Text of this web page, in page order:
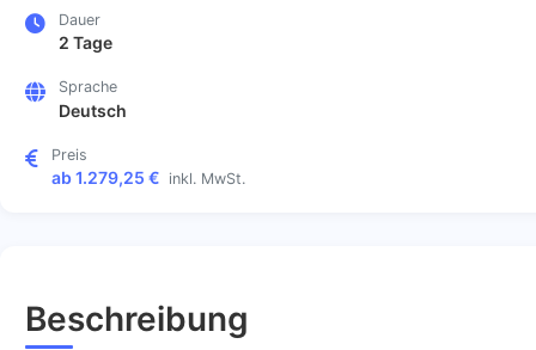
Dauer
2 Tage
Sprache
Deutsch
Preis
ab 1.279,25 € inkl. MwSt.
Beschreibung